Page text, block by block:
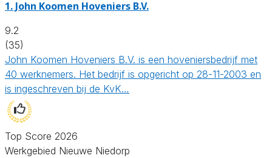
1. John Koomen Hoveniers B.V.
9.2
(35)
John Koomen Hoveniers B.V. is een hoveniersbedrijf met
40 werknemers. Het bedrijf is opgericht op 28-11-2003 en
is ingeschreven bij de KvK…
Top Score 2026
Werkgebied Nieuwe Niedorp